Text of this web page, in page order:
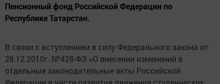
Пенсионный фонд Российской Федерации по
Республике Татарстан.
В связи с вступлением в силу Федерального закона от
28.12.2010г. №428-ФЗ «О внесении изменений в
отдельные законодательные акты Российской